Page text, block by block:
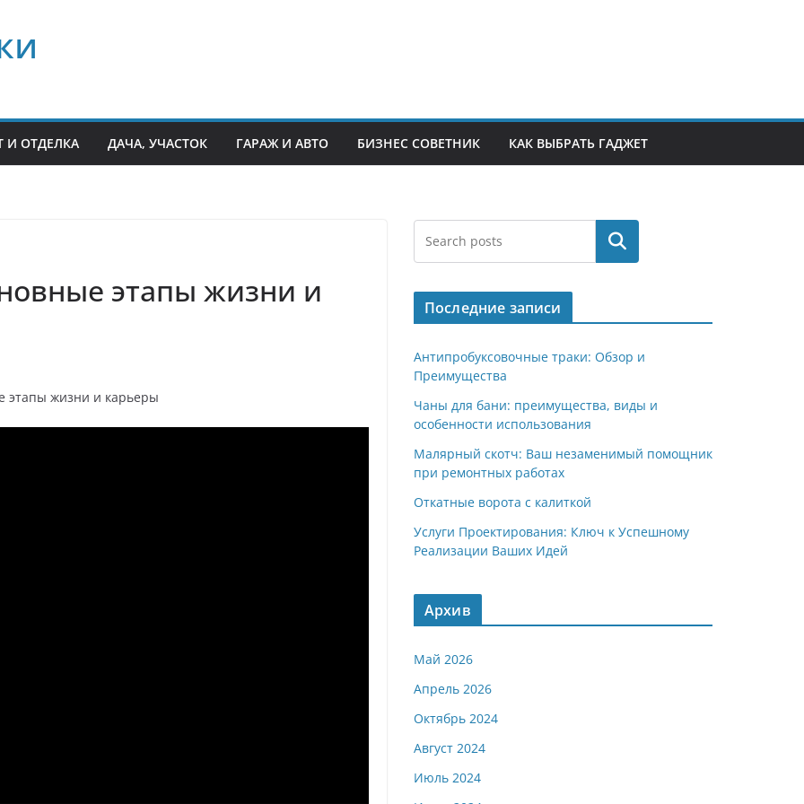
И ОТДЕЛКА ДАЧА, УЧАСТОК ГАРАЖ И АВТО БИЗНЕС СОВЕТНИК КАК ВЫБРАТЬ ГАДЖЕТ
этапы жизни и
Поиск
Последние записи
Антипробуксовочные траки: Обзор и
Преимущества
Чаны для бани: преимущества, виды и
особенности использования
Малярный скотч: Ваш незаменимый помощник
при ремонтных работах
Откатные ворота с калиткой
Услуги Проектирования: Ключ к Успешному
Реализации Ваших Идей
Архив
Май 2026
Апрель 2026
Октябрь 2024
Август 2024
Июль 2024